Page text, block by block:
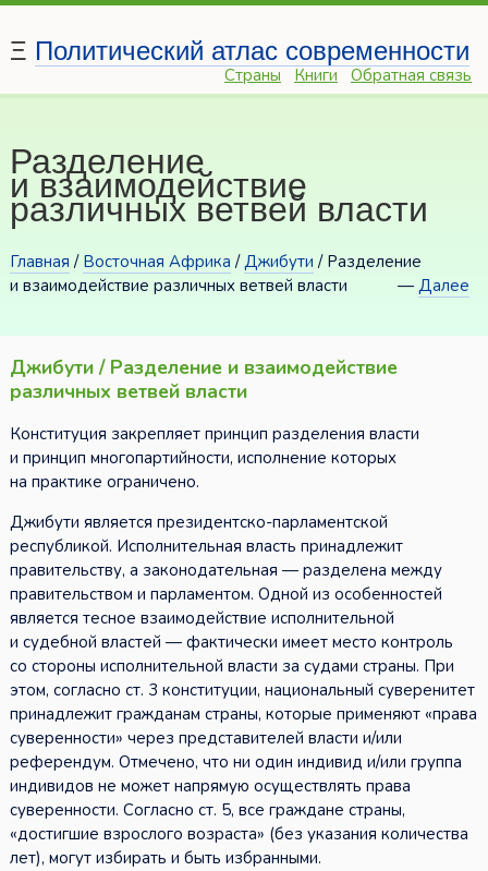
Ξ Политический атлас современности
Страны Книги Обратная связь
Разделение
и взаимодействие
различных ветвей власти
Главная / Восточная Африка /Джибути / Разделение
и взаимодействие различных ветвей власти
—Далее
Джибути / Разделение и взаимодействие
различных ветвей власти
Конституция закрепляет принцип разделения власти
и принцип многопартийности, исполнение которых
на практике ограничено.
Джибути является президентско-парламентской
республикой. Исполнительная власть принадлежит
правительству, а законодательная — разделена между
правительством и парламентом. Одной из особенностей
является тесное взаимодействие исполнительной
и судебной властей — фактически имеет место контроль
со стороны исполнительной власти за судами страны. При
этом, согласно ст. 3 конституции, национальный суверенитет
принадлежит гражданам страны, которые применяют «права
суверенности» через представителей власти и/или
референдум. Отмечено, что ни один индивид и/или группа
индивидов не может напрямую осуществлять права
суверенности. Согласно ст. 5, все граждане страны,
«достигшие взрослого возраста» (без указания количества
лет), могут избирать и быть избранными.